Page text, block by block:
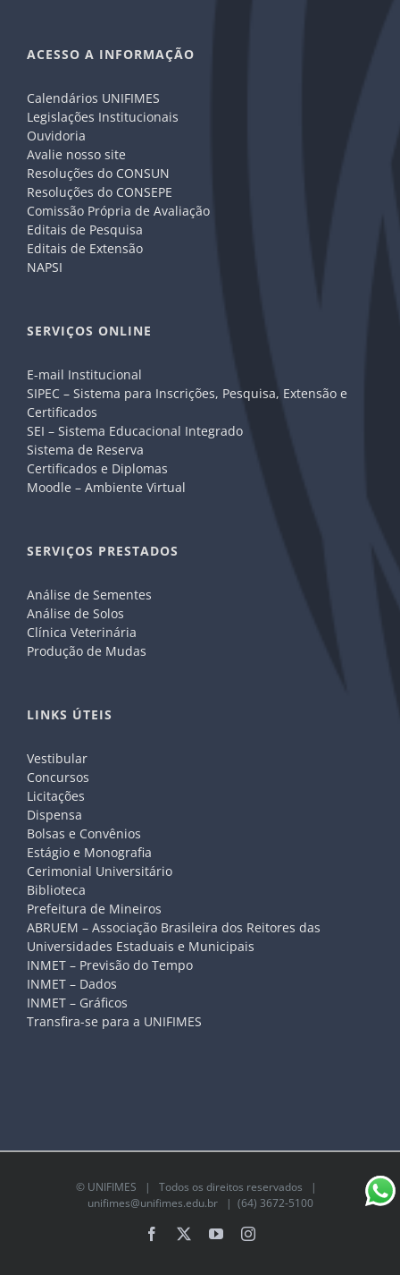
ACESSO A INFORMAÇÃO
Calendários UNIFIMES
Legislações Institucionais
Ouvidoria
Avalie nosso site
Resoluções do CONSUN
Resoluções do CONSEPE
Comissão Própria de Avaliação
Editais de Pesquisa
Editais de Extensão
NAPSI
SERVIÇOS ONLINE
E-mail Institucional
SIPEC – Sistema para Inscrições, Pesquisa, Extensão e
Certificados
SEI – Sistema Educacional Integrado
Sistema de Reserva
Certificados e Diplomas
Moodle – Ambiente Virtual
SERVIÇOS PRESTADOS
Análise de Sementes
Análise de Solos
Clínica Veterinária
Produção de Mudas
LINKS ÚTEIS
Vestibular
Concursos
Licitações
Dispensa
Bolsas e Convênios
Estágio e Monografia
Cerimonial Universitário
Biblioteca
Prefeitura de Mineiros
ABRUEM – Associação Brasileira dos Reitores das
Universidades Estaduais e Municipais
INMET – Previsão do Tempo
INMET – Dados
INMET – Gráficos
Transfira-se para a UNIFIMES
© UNIFIMES | Todos os direitos reservados |
unifimes@unifimes.edu.br| (64) 3672-5100
Facebook YouTubeInstagram